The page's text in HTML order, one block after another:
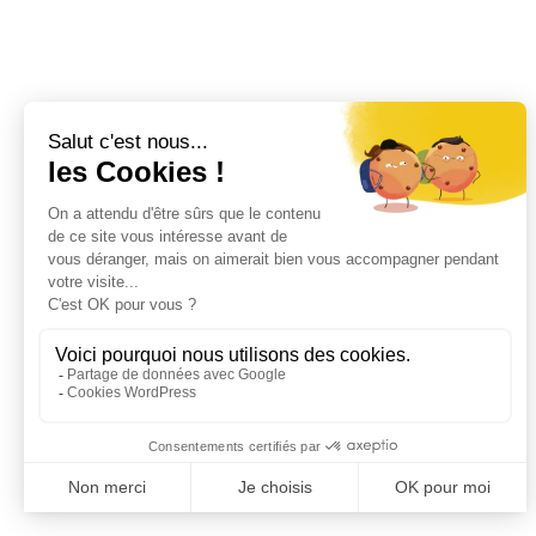
LinkedIn
Instagram
Facebook